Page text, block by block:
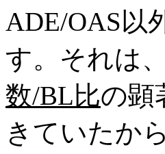
ADE/OAS以
す。それは
数/BL比の顕
きていたか